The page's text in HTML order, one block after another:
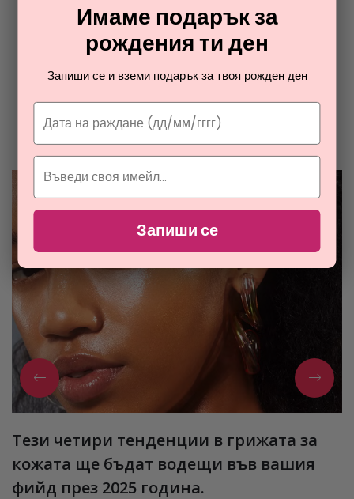
50,31 €
ОТ РАЯ НА ПАРФЮМИТЕ И
КОЗМЕТИКАТА
Разгледайте най-новите ни тайни съвети за парфюмите и
козметиката
Тези четири тенденции в грижата за
кожата ще бъдат водещи във вашия
фийд през 2025 година.
Имаме подарък за
рождения ти ден
Запиши се и вземи подарък за твоя рожден ден
Запиши се